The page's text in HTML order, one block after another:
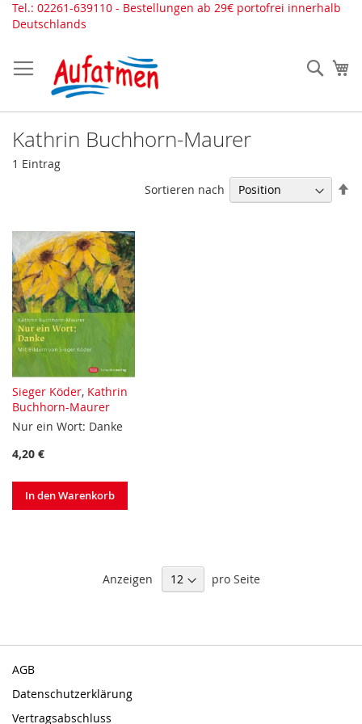
Direkt
zum
Tel.: 02261-639110 - Bestellungen ab 29€ portofrei innerhalb
Deutschlands
Kathrin Buchhorn-Maurer
1 Eintrag
Sortieren nach
Sieger Köder, Kathrin
Buchhorn-Maurer
Nur ein Wort: Danke
4,20 €
In den Warenkorb
Anzeigen pro Seite
AGB
Datenschutzerklärung
Vertragsabschluss